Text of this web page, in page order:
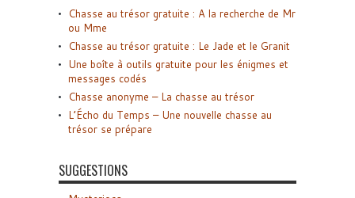
Chasse au trésor gratuite : A la recherche de Mr
ou Mme
Chasse au trésor gratuite : Le Jade et le Granit
Une boîte à outils gratuite pour les énigmes et
messages codés
Chasse anonyme – La chasse au trésor
L’Écho du Temps – Une nouvelle chasse au
trésor se prépare
SUGGESTIONS